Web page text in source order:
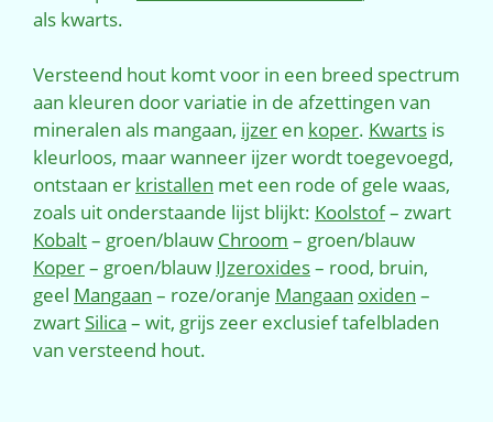
als kwarts.
Versteend hout komt voor in een breed spectrum
aan kleuren door variatie in de afzettingen van
mineralen als mangaan, ijzer en koper. Kwarts is
kleurloos, maar wanneer ijzer wordt toegevoegd,
ontstaan er kristallen met een rode of gele waas,
zoals uit onderstaande lijst blijkt: Koolstof– zwart
Kobalt– groen/blauw Chroom – groen/blauw
Koper– groen/blauw IJzeroxides– rood, bruin,
geel Mangaan – roze/oranje Mangaan oxiden –
zwart Silica – wit, grijs zeer exclusief tafelbladen
van versteend hout.